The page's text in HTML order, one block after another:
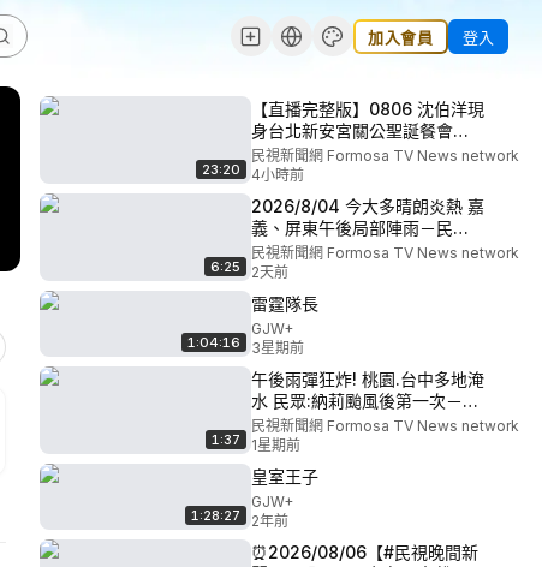
加入會員 登入
23:20
【直播完整版】0806 沈伯洋現
身台北新安宮關公聖誕餐會最
新直擊｜民視快新聞｜
民視新聞網 Formosa TV News network
4小時前
6:25
2026/8/04 今大多晴朗炎熱 嘉
義、屏東午後局部陣雨－民視
新聞
民視新聞網 Formosa TV News network
2天前
1:04:16
雷霆隊長
GJW+
3星期前
1:37
午後雨彈狂炸! 桃園.台中多地淹
水 民眾:納莉颱風後第一次－民
視新聞
民視新聞網 Formosa TV News network
1星期前
1:28:27
皇室王子
GJW+
2年前
⏰2026/08/06【#民視晚間新